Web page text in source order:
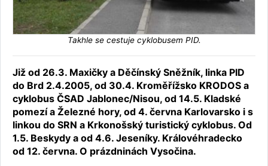
Takhle se cestuje cyklobusem PID.
Již od 26.3. Maxičky a Děčínský Sněžník, linka PID
do Brd 2.4.2005, od 30.4. Kroměřížsko KRODOS a
cyklobus ČSAD Jablonec/Nisou, od 14.5. Kladské
pomezí a Železné hory, od 4. června Karlovarsko i s
linkou do SRN a Krkonošský turistický cyklobus. Od
1.5. Beskydy a od 4.6. Jeseníky. Královéhradecko
od 12. června. O prázdninách Vysočina.